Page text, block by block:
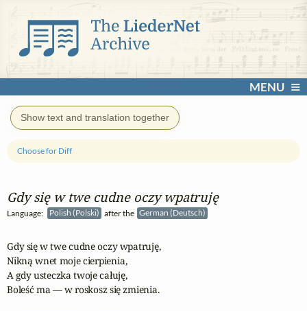
MENU
Show text and translation together
Gdy się w twe cudne oczy wpatruję
Language: Polish (Polski) after the German (Deutsch)
Choose for Diff
Gdy się w twe cudne oczy wpatruję,
Nikną wnet moje cierpienia,
A gdy usteczka twoje całuję,
Boleść ma — w roskosz się zmienia.